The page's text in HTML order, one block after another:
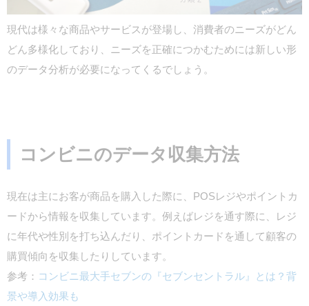
現代は様々な商品やサービスが登場し、消費者のニーズがどん
どん多様化しており、ニーズを正確につかむためには新しい形
のデータ分析が必要になってくるでしょう。
コンビニのデータ収集方法
現在は主にお客が商品を購入した際に、POSレジやポイントカ
ードから情報を収集しています。例えばレジを通す際に、レジ
に年代や性別を打ち込んだり、ポイントカードを通して顧客の
購買傾向を収集したりしています。
参考： コンビニ最大手セブンの『セブンセントラル』とは？背
景や導入効果も